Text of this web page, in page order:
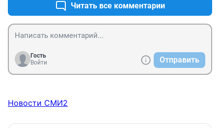
Читать все комментарии
Гость
Войти
Отправить
Новости СМИ2